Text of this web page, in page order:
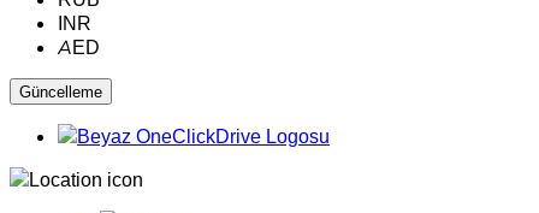
INR
AED